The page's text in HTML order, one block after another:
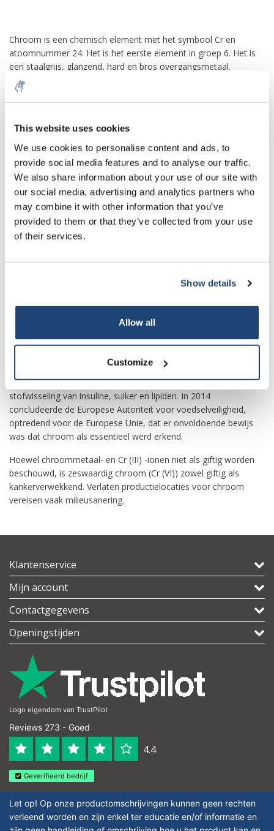
This website uses cookies
We use cookies to personalise content and ads, to
provide social media features and to analyse our traffic.
We also share information about your use of our site with
our social media, advertising and analytics partners who
may combine it with other information that you’ve
provided to them or that they’ve collected from your use
of their services.
Show details
Allow all
Customize
Chroom is een chemisch element met het symbool Cr en
atoomnummer 24. Het is het eerste element in groep 6. Het is
een staalgrijs, glanzend, hard en bros overgangsmetaal.
Chroom is het belangrijkste additief in roestvrij staal, waaraan
het corrosiewerende eigenschappen toevoegt. Chroom wordt
ook zeer gewaardeerd als een metaal dat sterk kan worden
reflecteert bijna 70% van het zichtbare spectrum en bijna 90%
van het infraroodlicht wordt gereflecteerd. De naam van het
element is afgeleid van het Griekse woord χρῶμα, chrōma, wat
kleur betekent, omdat veel chroomverbindingen intens gekleurd
zijn.
Ferrochromium-legering wordt commercieel geproduceerd uit
chromiet door silicothermische of aluminothermische reacties
en chroommetaal door roosteren en uitlogen processen
Chroommetaal is van grote waarde vanwege de hoge
corrosiebestendigheid en hardheid. Een belangrijke ontwikkeling
bestand was tegen corrosie en verkleuring door metallisch
chroom toe te voegen om roestvrij staal te vormen. Roestvrij
85% van het commerciële gebruik.
In de Verenigde Staten wordt driewaardig chroom (Cr (III)) -ion
beschouwd als een essentiële voedingsstof bij mensen voor de
stofwisseling van insuline, suiker en lipiden. In 2014
concludeerde de Europese Autoriteit voor voedselveiligheid,
optredend voor de Europese Unie, dat er onvoldoende bewijs
was dat chroom als essentieel werd erkend.
Hoewel chroommetaal- en Cr (III) -ionen niet als giftig worden
beschouwd, is zeswaardig chroom (Cr (VI)) zowel giftig als
kankerverwekkend. Verlaten productielocaties voor chroom
vereisen vaak milieusanering.
Klantenservice
Mijn account
Contactgegevens
Openingstijden
Logo eigendom van TrustPilot
Reviews 273 - Goed
4.4
Geverifieerd bedrijf
Let op! Op onze productomschrijvingen kunnen geen rechten
verleend worden en zijn enkel ter educatie en/of informatie en
order
Sign up for our newsletter to stay
informed about our new products, and
receive a 10% discount on your next
purchase for all chemical products from
our own brand 😀
€50.00